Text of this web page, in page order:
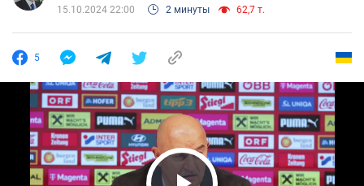
15.10.2024 22:00 2 минуты 62,7 т.
5